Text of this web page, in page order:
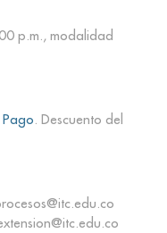
p.m., modalidad
. Descuento del